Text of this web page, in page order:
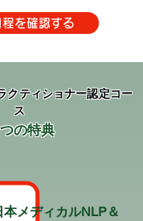
を確認する
クティショナー認定コー
ス
つの特典
メディカルNLP＆